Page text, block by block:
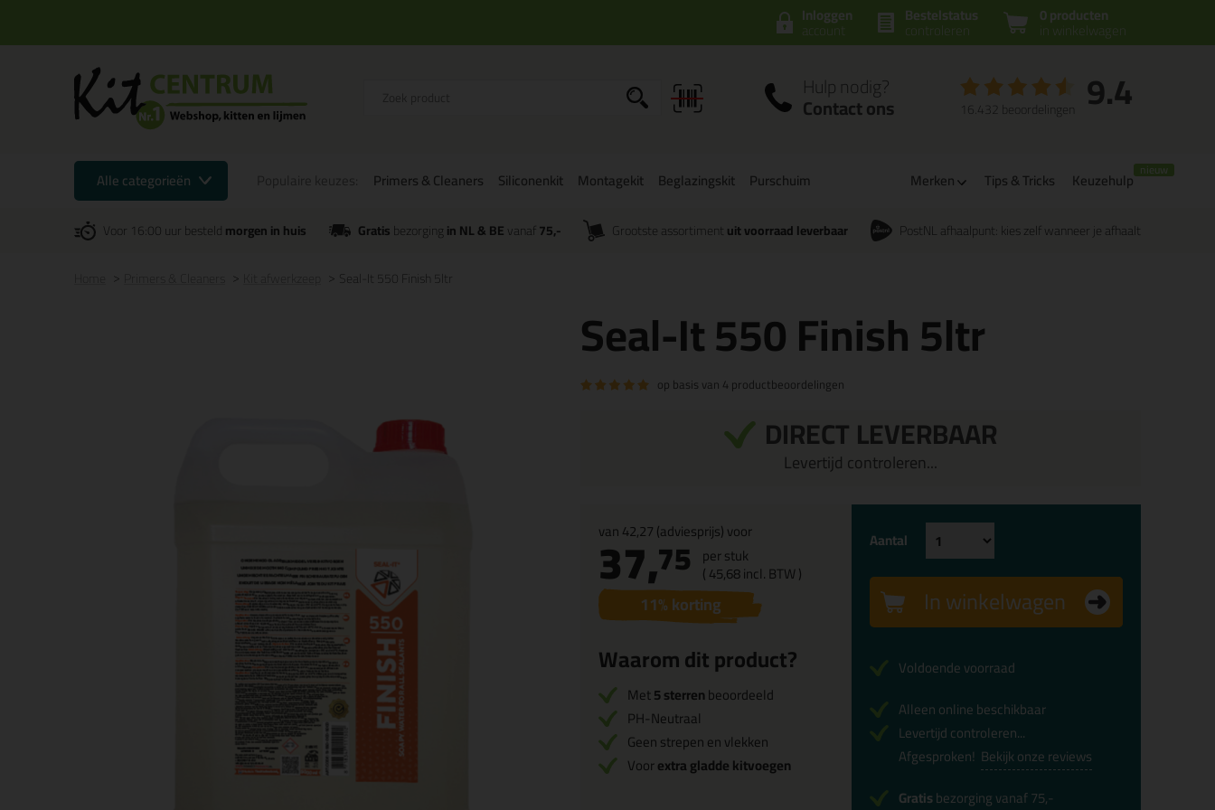
0 producten
in winkelwagen
Bestelstatus
controleren
Inloggen
account
Hulp nodig?
Contact ons 9.4
16.432 beoordelingen
Alle categorieën Primers & Cleaners Siliconenkit Montagekit Beglazingskit Purschuim Merken Tips & Tricks Keuzehulp
Voor 16:00 uur besteldmorgen in huis Gratisbezorgingin NL & BEvanaf 75,- Grootste assortiment uit voorraad leverbaar PostNL afhaalpunt: kies zelf wanneer je afhaalt
Seal-It 550 Finish 5ltr
Seal-It 550 Finish 5ltr
op basis van 4 productbeoordelingen
DIRECT LEVERBAAR
Levertijd controleren...
van42,27(adviesprijs) voor
37,75 per stuk
(45,68incl. BTW )
11% korting
Waarom dit product?
Met5 sterrenbeoordeeld
PH-Neutraal
Geen strepen en vlekken
Voorextra gladde kitvoegen
Aantal
In winkelwagen
Voldoende voorraad
Alleen online beschikbaar
Levertijd controleren...
Afgesproken! Bekijk onze reviews
Gratisbezorging vanaf 75,-